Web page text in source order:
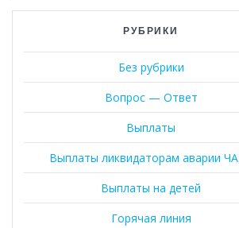
РУБРИКИ
Без рубрики
Вопрос — Ответ
Выплаты
Выплаты ликвидаторам аварии
Выплаты на детей
Горячая линия